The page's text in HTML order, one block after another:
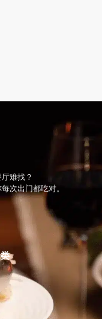
难找？
次出门都吃对。